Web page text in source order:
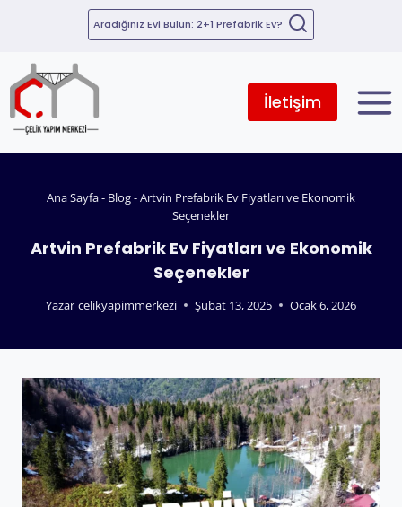
Aradığınız Evi Bulun: 2+1 Prefabrik Ev?
İletişim
Ana Sayfa- Blog-Artvin Prefabrik Ev Fiyatları ve Ekonomik
Seçenekler
Artvin Prefabrik Ev Fiyatları ve Ekonomik
Seçenekler
Yazar celikyapimmerkezi Şubat 13, 2025 Ocak 6, 2026